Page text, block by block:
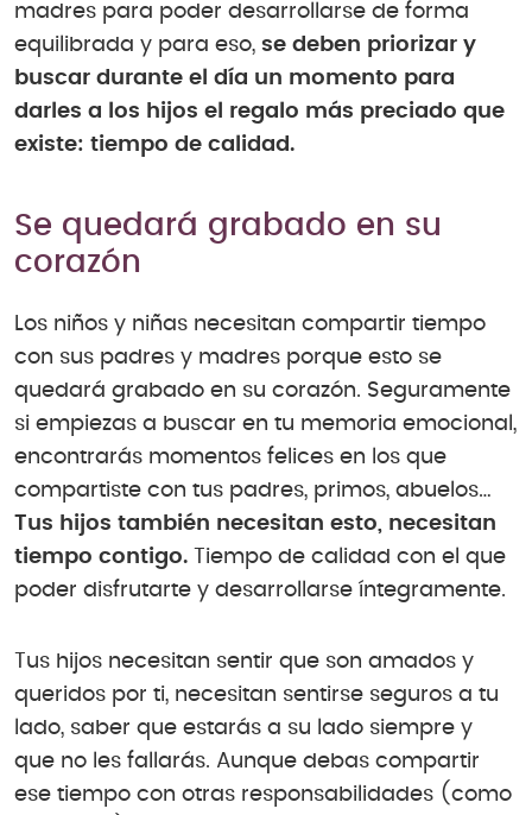
madres para poder desarrollarse de forma
equilibrada y para eso, se deben priorizar y
buscar durante el día un momento para
darles a los hijos el regalo más preciado que
existe: tiempo de calidad.
Se quedará grabado en su
corazón
Los niños y niñas necesitan compartir tiempo
con sus padres y madres porque esto se
quedará grabado en su corazón. Seguramente
si empiezas a buscar en tu memoria emocional,
encontrarás momentos felices en los que
compartiste con tus padres, primos, abuelos…
Tus hijos también necesitan esto, necesitan
tiempo contigo. Tiempo de calidad con el que
poder disfrutarte y desarrollarse íntegramente.
Tus hijos necesitan sentir que son amados y
queridos por ti, necesitan sentirse seguros a tu
lado, saber que estarás a su lado siempre y
que no les fallarás. Aunque debas compartir
ese tiempo con otras responsabilidades (como